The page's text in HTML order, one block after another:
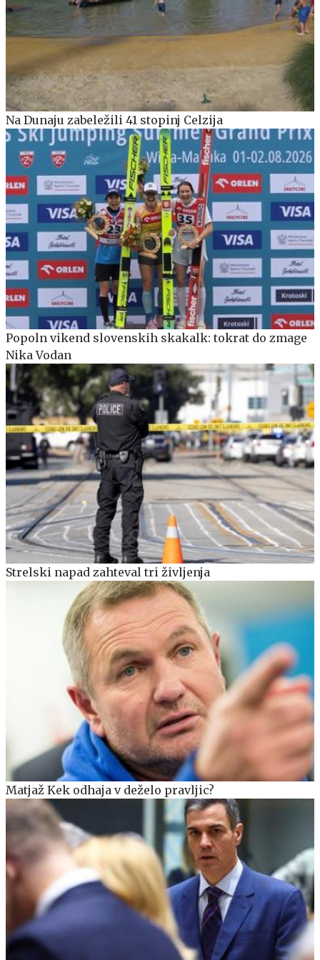
Na Dunaju zabeležili 41 stopinj Celzija
Popoln vikend slovenskih skakalk: tokrat do zmage
Nika Vodan
Strelski napad zahteval tri življenja
Matjaž Kek odhaja v deželo pravljic?